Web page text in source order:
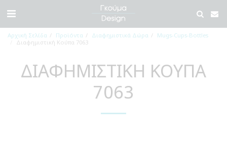
Αρχική Σελίδα Προϊόντα Διαφημιστικά Δώρα
Mugs-Cups-Bottles
Διαφημιστική Κούπα 7063
ΔΙΑΦΗΜΙΣΤΙΚΉ ΚΟΎΠΑ
7063